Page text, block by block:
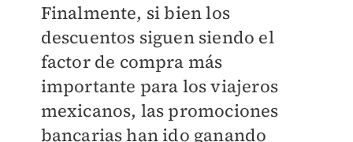
Finalmente, si bien los
descuentos siguen siendo el
factor de compra más
importante para los viajeros
mexicanos, las promociones
bancarias han ido ganando